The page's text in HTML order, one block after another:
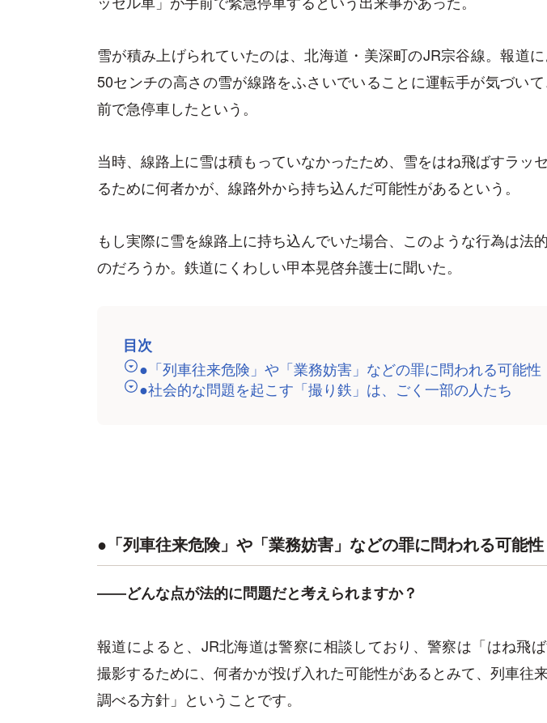
雪が積み上げられていたのは、北海道・美深町のJR宗谷線。報道
50センチの高さの雪が線路をふさいでいることに運転手が気づい
前で急停車したという。
当時、線路上に雪は積もっていなかったため、雪をはね飛ばすラッ
るために何者かが、線路外から持ち込んだ可能性があるという。
もし実際に雪を線路上に持ち込んでいた場合、このような行為は法
のだろうか。鉄道にくわしい甲本晃啓弁護士に聞いた。
目次
●「列車往来危険」や「業務妨害」などの罪に問われる可能性
●社会的な問題を起こす「撮り鉄」は、ごく一部の人たち
●「列車往来危険」や「業務妨害」などの罪に問われる可能性
――どんな点が法的に問題だと考えられますか？
報道によると、JR北海道は警察に相談しており、警察は「はね飛
撮影するために、何者かが投げ入れた可能性があるとみて、列車往
調べる方針」ということです。